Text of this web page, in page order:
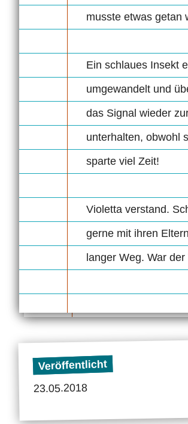
musste etwas getan
Ein schlaues Insekt
umgewandelt und
das Signal wieder
unterhalten, obwohl
sparte viel Zeit!
Violetta verstand.
gerne mit ihren
langer Weg. War
Veröffentlicht
23.05.2018